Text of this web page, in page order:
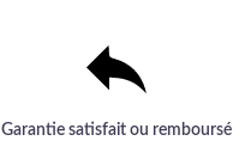
Garantie satisfait ou remboursé